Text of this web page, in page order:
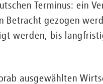
Terminus: ein
Betracht gezogen
werden, bis
ausgewählten